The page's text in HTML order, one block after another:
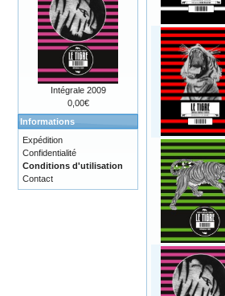
Intégrale 2009
0,00€
Informations
Expédition
Confidentialité
Conditions d'utilisation
Contact